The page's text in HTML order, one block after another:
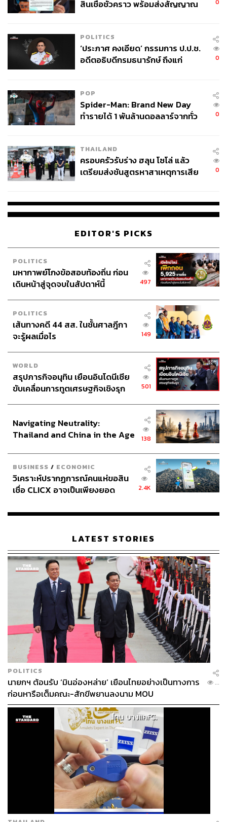
-exemption-to-play-australian-open
k-djokovics-australian-open-participation-in-doubt-ov
er-visa-row
https://www.theguardian.com/sport/2020/apr/19/nova
k-djokovic-coronavirus-covid-19-vaccination-tennis
vak-djokovic-australia-visa.html
TAGS: Key Messages
ABOUT THE AUTHOR
เมธา พันธุ์วราทร
เจ้าของนามปากกา ‘ลูกแม่กิ่ง’ คอลัมนิสต์ที่เล่า
เรื่องกีฬาให้คนนำไปปรับใช้ในชีวิต ซึ่งจะ
ทำให้ได้รับแรงบันดาลใจจากกีฬาที่คุณชื่น
ชอบ ในคอลัมน์ ‘Goal of Life’
สินเชื่อชั่วคราว พร้อมส่งสัญญาณ
0
POLITICS
‘ประภาศ คงเอียด’ กรรมการ ป.ป.ช.
อดีตอธิบดีกรมธนารักษ์ ถึงแก่
0
POP
Spider-Man: Brand New Day
ทำรายได้ 1 พันล้านดอลลาร์จากทั่ว
0
THAILAND
ครอบครัวรับร่าง ฮลุน โซโล่ แล้ว
เตรียมส่งชันสูตรหาสาเหตุการเสีย
0
EDITOR'S PICKS
POLITICS
มหากาพย์โกงข้อสอบท้องถิ่น ก่อน
เดินหน้าสู่จุดจบในสัปดาห์นี้
497
POLITICS
เส้นทางคดี 44 สส. ในชั้นศาลฎีกา
จะรู้ผลเมื่อไร
149
WORLD
สรุปภารกิจอนุทิน เยือนอินโดนีเซีย
ขับเคลื่อนการทูตเศรษฐกิจเชิงรุก
501
Navigating Neutrality:
Thailand and China in the Age
138
BUSINESS / ECONOMIC
วิเคราะห์ปรากฏการณ์คนแห่ขอสิน
เชื่อ CLICX อาจเป็นเพียงยอด
เรือนไทยที่ถูกซุกไว้
2.4K
LATEST STORIES
POLITICS
นายกฯ ต้อนรับ ‘มินอ่องหล่าย’ เยือนไทยอย่างเป็นทางการ
ก่อนหารือเต็มคณะ-สักขีพยานลงนาม MOU
...